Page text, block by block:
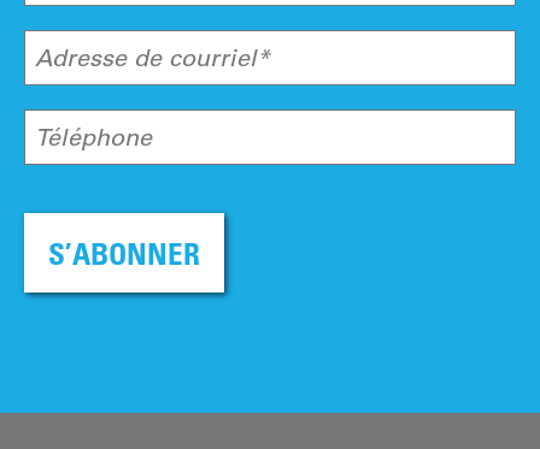
Adresse de courriel*
Téléphone
S’ABONNER